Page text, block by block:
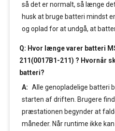
så det er normalt, så længe
husk at bruge batteri mindst
og oplad for at undgå, at
Q: Hvor længe varer batteri
211(0017B1-211) ? Hvornår
batteri?
A: Alle genopladelige batteri
starten af driften. Brugere
præstationen begynder at
måneder. Når runtime ikke